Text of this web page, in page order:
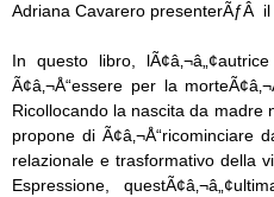
Adriana Cavarero presenterÃƒÂ il
In questo libro,
Ã¢â‚¬Å“essere per la
Ricollocando la nascita da madre
propone di Ã¢â‚¬Å“ricominciare
relazionale e trasformativo della
Espressione,